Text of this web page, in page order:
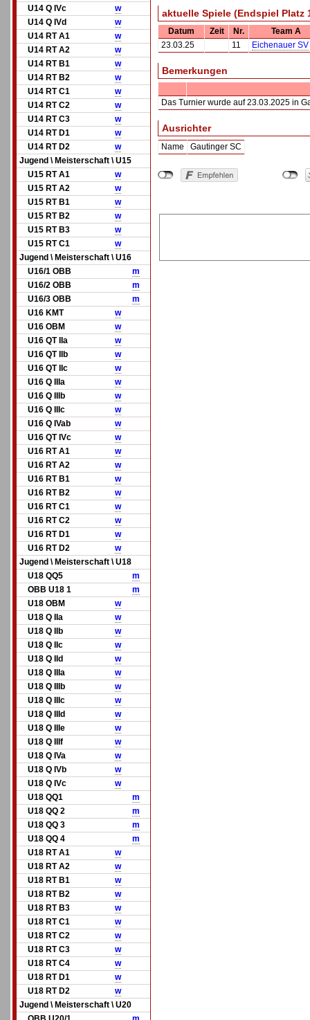
U14 Q IVc
w
U14 Q IVd
w
U14 RT A1
w
U14 RT A2
w
U14 RT B1
w
U14 RT B2
w
U14 RT C1
w
U14 RT C2
w
U14 RT C3
w
U14 RT D1
w
U14 RT D2
w
Jugend \ Meisterschaft \ U15
U15 RT A1
w
U15 RT A2
w
U15 RT B1
w
U15 RT B2
w
U15 RT B3
w
U15 RT C1
w
Jugend \ Meisterschaft \ U16
U16/1 OBB
m
U16/2 OBB
m
U16/3 OBB
m
U16 KMT
w
U16 OBM
w
U16 QT IIa
w
U16 QT IIb
w
U16 QT IIc
w
U16 Q IIIa
w
U16 Q IIIb
w
U16 Q IIIc
w
U16 Q IVab
w
U16 QT IVc
w
U16 RT A1
w
U16 RT A2
w
U16 RT B1
w
U16 RT B2
w
U16 RT C1
w
U16 RT C2
w
U16 RT D1
w
U16 RT D2
w
Jugend \ Meisterschaft \ U18
U18 QQ5
m
OBB U18 1
m
U18 OBM
w
U18 Q IIa
w
U18 Q IIb
w
U18 Q IIc
w
U18 Q IId
w
U18 Q IIIa
w
U18 Q IIIb
w
U18 Q IIIc
w
U18 Q IIId
w
U18 Q IIIe
w
U18 Q IIIf
w
U18 Q IVa
w
U18 Q IVb
w
U18 Q IVc
w
U18 QQ1
m
U18 QQ 2
m
U18 QQ 3
m
U18 QQ 4
m
U18 RT A1
w
U18 RT A2
w
U18 RT B1
w
U18 RT B2
w
U18 RT B3
w
U18 RT C1
w
U18 RT C2
w
U18 RT C3
w
U18 RT C4
w
U18 RT D1
w
U18 RT D2
w
Jugend \ Meisterschaft \ U20
aktuelle Spiele (Endspiel Platz
Datum Zeit Nr.
Team A
23.03.25
11 Eichenauer SV
Bemerkungen
Das Turnier wurde auf 23.03.2025 in
Ausrichter
Name Gautinger SC